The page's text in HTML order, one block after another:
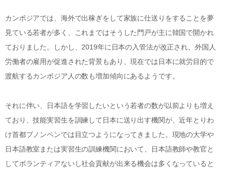
カンボジアでは、海外で出稼ぎをして家族に仕送りをすることを夢
見ている若者が多く、これまではそうした門戸が主に韓国で開かれ
ておりました。しかし、2019年に日本の入管法が改正され、外国人
労働者の雇用が促進された背景もあり、現在では日本に就労目的で
渡航するカンボジア人の数も増加傾向にあるようです。
それに伴い、日本語を学習したいという若者の数が以前よりも増え
ており、技能実習生を訓練して日本に送り出す機関が、近年とりわ
け首都プノンペンでは目立つようになってきました。現地の大学や
日本語教室または実習生の訓練機関において、日本語教師や教官と
してボランティアないし社会貢献が出来る機会は多くなっていると